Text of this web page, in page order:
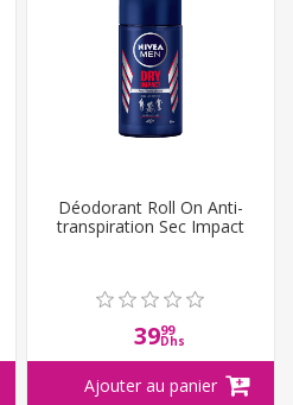
Déodorant Roll On Anti-
transpiration Sec Impact
3999
Dhs